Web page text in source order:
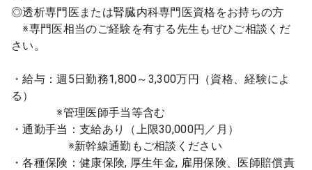
◎透析専門医または腎臓内科専門医資格をお持ちの方
※専門医相当のご経験を有する先生もぜひご相談くだ
さい。
・給与：週5日勤務1,800～3,300万円（資格、経験によ
る）
※管理医師手当等含む
・通勤手当：支給あり（上限30,000円／月）
※新幹線通勤もご相談ください
・各種保険：健康保険, 厚生年金, 雇用保険、医師賠償責